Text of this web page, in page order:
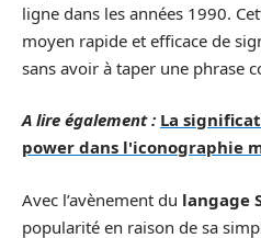
ligne dans les années 1990.
moyen rapide et efficace de
sans avoir à taper une phrase
A lire également : La
power dans l'iconographie
Avec l’avènement du langage
popularité en raison de sa